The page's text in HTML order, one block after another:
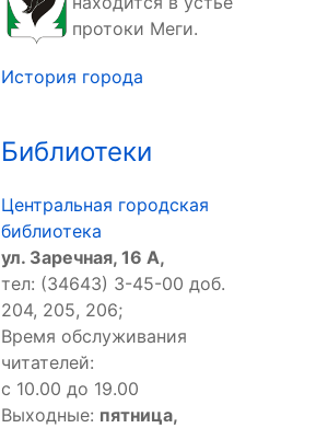
протоки Меги.
История города
Библиотеки
Центральная городская
библиотека
ул. Заречная, 16 А,
тел: (34643) 3-45-00 доб.
204, 205, 206;
Время обслуживания
читателей:
с 10.00 до 19.00
Выходные: пятница,